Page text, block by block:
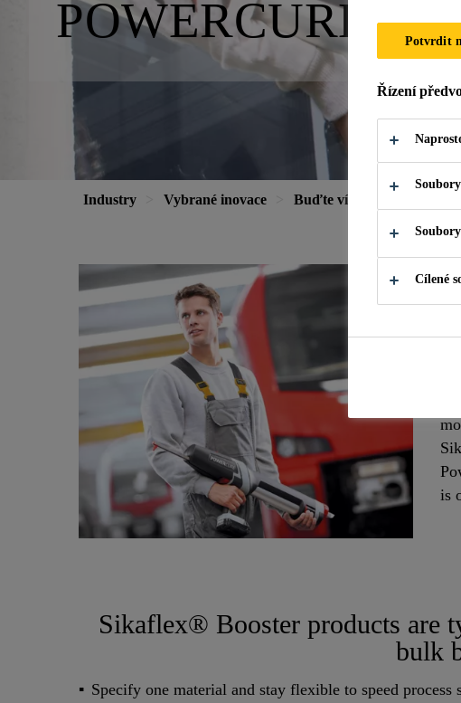
POWERCURE
Industry Vybrané inovace Buďte vítězem se Sika
is
Sikaflex® Booster products are
bulk
Specify one material and stay flexible to speed process
Potvrdit
Řízení
Cílené